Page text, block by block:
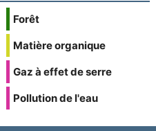
Forêt
Matière organique
Gaz à effet de serre
Pollution de l'eau